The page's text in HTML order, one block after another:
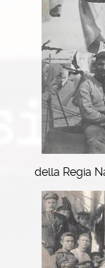
della Regia